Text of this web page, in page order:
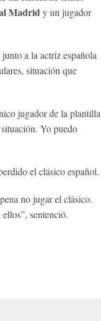
Madridy un jugador
junto a la actriz española
situación que
jugador de la plantilla
Yo puedo
el clásico español.
no jugar el clásico.
sentenció.